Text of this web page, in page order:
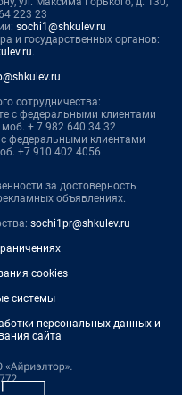
223 23
sochi1@shkulev.ru
и государственных органов:
.
сотрудничества:
с федеральными клиентами
моб. + 7 982 640 34 32
федеральными клиентами
+7 910 402 4056
за достоверность
объявлениях.
sochi1pr@shkulev.ru
cookies
системы
персональных данных и
сайта